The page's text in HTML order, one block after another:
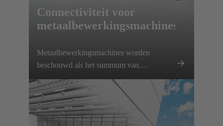
Connectiviteit voor
metaalbewerkingsmachines
Metaalbewerkingsmachines worden
beschouwd als het summum van
geïntegreerde automatiseringstechnologie
en vereisen gespecialiseerde, nauwkeurige
connectiviteitsoplossingen.